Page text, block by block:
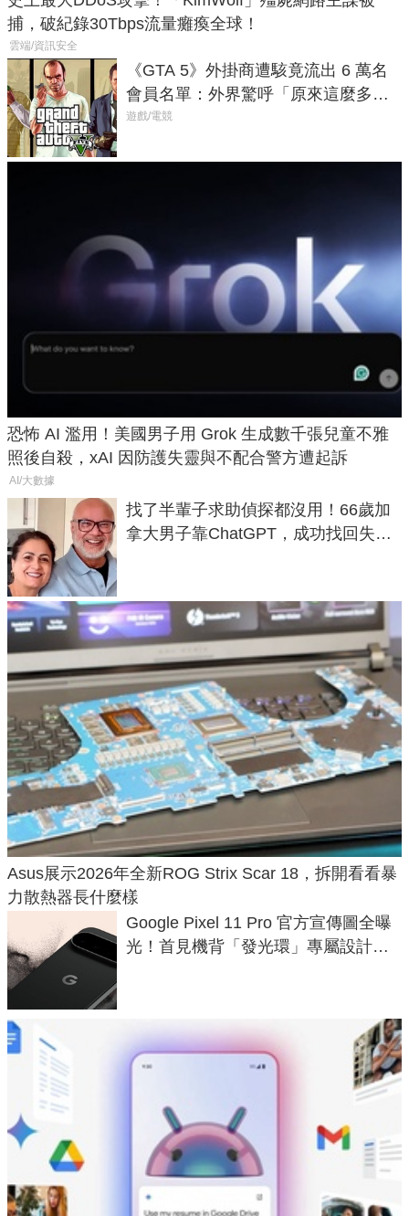
捕，破紀錄30Tbps流量癱瘓全球！
雲端/資訊安全
《GTA 5》外掛商遭駭竟流出 6 萬名
會員名單：外界驚呼「原來這麼多人
在開掛！」
遊戲/電競
恐怖 AI 濫用！美國男子用 Grok 生成數千張兒童不雅
照後自殺，xAI 因防護失靈與不配合警方遭起訴
AI/大數據
找了半輩子求助偵探都沒用！66歲加
拿大男子靠ChatGPT，成功找回失散
Asus展示2026年全新ROG Strix Scar 18，拆開看看暴
力散熱器長什麼樣
Google Pixel 11 Pro 官方宣傳圖全曝
光！首見機背「發光環」專屬設計、